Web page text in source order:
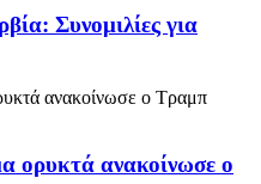
Συνομιλίες για
ορυκτά ανακοίνωσε ο